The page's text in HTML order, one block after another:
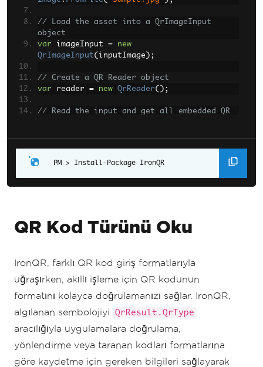
// Load the asset into a QrImageInput
object
var imageInput =
new
QrImageInput( inputImage );
// Create a QR Reader object
var reader = new QrReader();
// Read the input and get all embedded QR
// Display the type of the first QR code
found
Console.WriteLine($"The QR type is
Install-Package IronQR
QR Kod Türünü Oku
IronQR, farklı QR kod giriş formatlarıyla
uğraşırken, akıllı işleme için QR kodunun
formatını kolayca doğrulamanızı sağlar. IronQR,
algılanan sembolojiyi
QrResult.QrType
aracılığıyla uygulamalara doğrulama,
yönlendirme veya taranan kodları formatlarına
göre kaydetme için gereken bilgileri sağlayarak